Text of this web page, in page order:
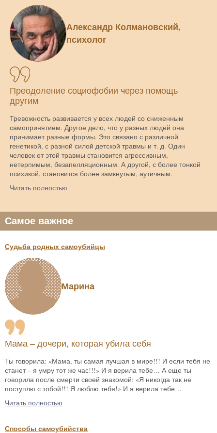
Самое важное
Судьба родных самоубийцы
Марина
Мама – дочери, которая убила себя
Ты говорила: «Мама, ты самая лучшая в мире!!! И если тебя не
станет – я умру тот же час!!!» И я верила тебе… А еще ты
говорила после смерти своей знакомой: «Я никогда так не
поступлю с тобой!!! Я люблю тебя!» И я верила тебе…
Читать полностью
Способы самоубийства
Александр Колмановский,
психолог
Преодоление социофобии через помощь
другим
Тревожность развивается у всех людей со сниженным
самопринятием. Другое дело, что у разных людей она
принимает разные формы. Это связано с различной
генетикой, с разной силой детской травмы и т. д. Один
человек от этой травмы становится агрессивным,
нетерпимым, безапелляционным. А другой, с более тонкой
психикой, становится более замкнутым, аутичным.
Читать полностью